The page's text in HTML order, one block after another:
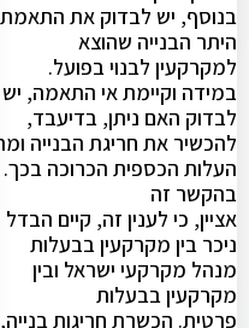
בנוסף, יש לבדוק את התאמת
היתר הבנייה שהוצא
למקרקעין לבנוי בפועל.
במידה וקיימת אי התאמה, יש
לבדוק האם ניתן, בדיעבד,
להכשיר את חריגת הבנייה ומה
העלות הכספית הכרוכה בכך.
בהקשר זה
אציין, כי לענין זה, קיים הבדל
ניכר בין מקרקעין בבעלות
מנהל מקרקעי ישראל ובין
מקרקעין בבעלות
פרטית. הכשרת חריגות בנייה,